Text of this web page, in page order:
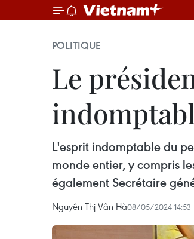
POLITIQUE
Le
L'esprit indomptable du
monde entier, y compris
également Secrétaire
Nguyễn Thị Vân Hà08/05/2024 14:53